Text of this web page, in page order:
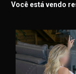
Você está vendo